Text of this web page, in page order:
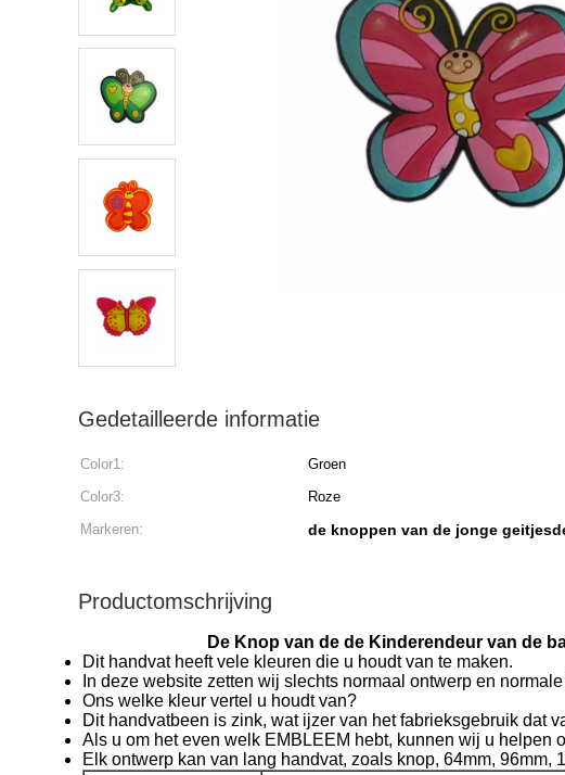
Gedetailleerde informatie
Color1: Groen
Color3:
Roze
Markeren:
de knoppen van de jonge
Productomschrijving
De Knop van de de Kinderendeur van de
Dit handvat heeft vele kleuren die u houdt van te maken.
In deze website zetten wij slechts normaal ontwerp en normale
Ons welke kleur vertel u houdt van?
Dit handvatbeen is zink, wat ijzer van het fabrieksgebruik dat
Als u om het even welk EMBLEEM hebt, kunnen wij u helpen
Elk ontwerp kan van lang handvat, zoals knop, 64mm, 96mm,